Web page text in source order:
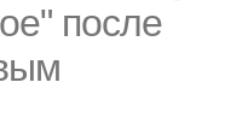
поcле